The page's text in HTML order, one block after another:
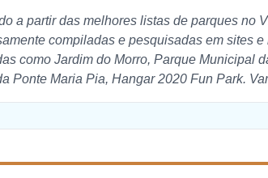
a partir das melhores listas de parques no
compiladas e pesquisadas em sites
como Jardim do Morro, Parque Municipal
Ponte Maria Pia, Hangar 2020 Fun Park.